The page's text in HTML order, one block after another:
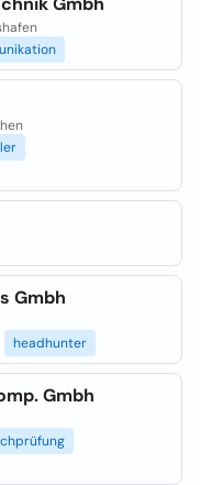
Gmbh
headhunter
Gmbh